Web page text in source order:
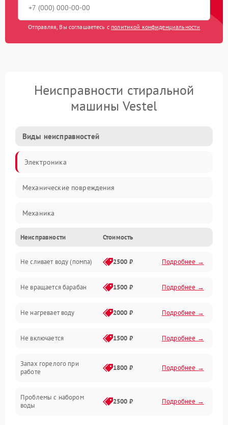
Отправляя, Вы соглашаетесь с политикой конфиденциальности
Неисправности стиральной
машины Vestel
Виды неисправностей
Электроника
Механические повреждения
Механика
Электропитание
Водоснабжение
Слив
Программное обеспечение
Неисправности Стоимость
Не сливает воду (помпа) 2500 ₽ Подробнее →
Не вращается барабан 1500 ₽ Подробнее →
Не нагревает воду 2000 ₽ Подробнее →
Не включается 1500 ₽ Подробнее →
Запах горелого при
работе
1800 ₽ Подробнее →
Проблемы с набором
воды
2500 ₽ Подробнее →